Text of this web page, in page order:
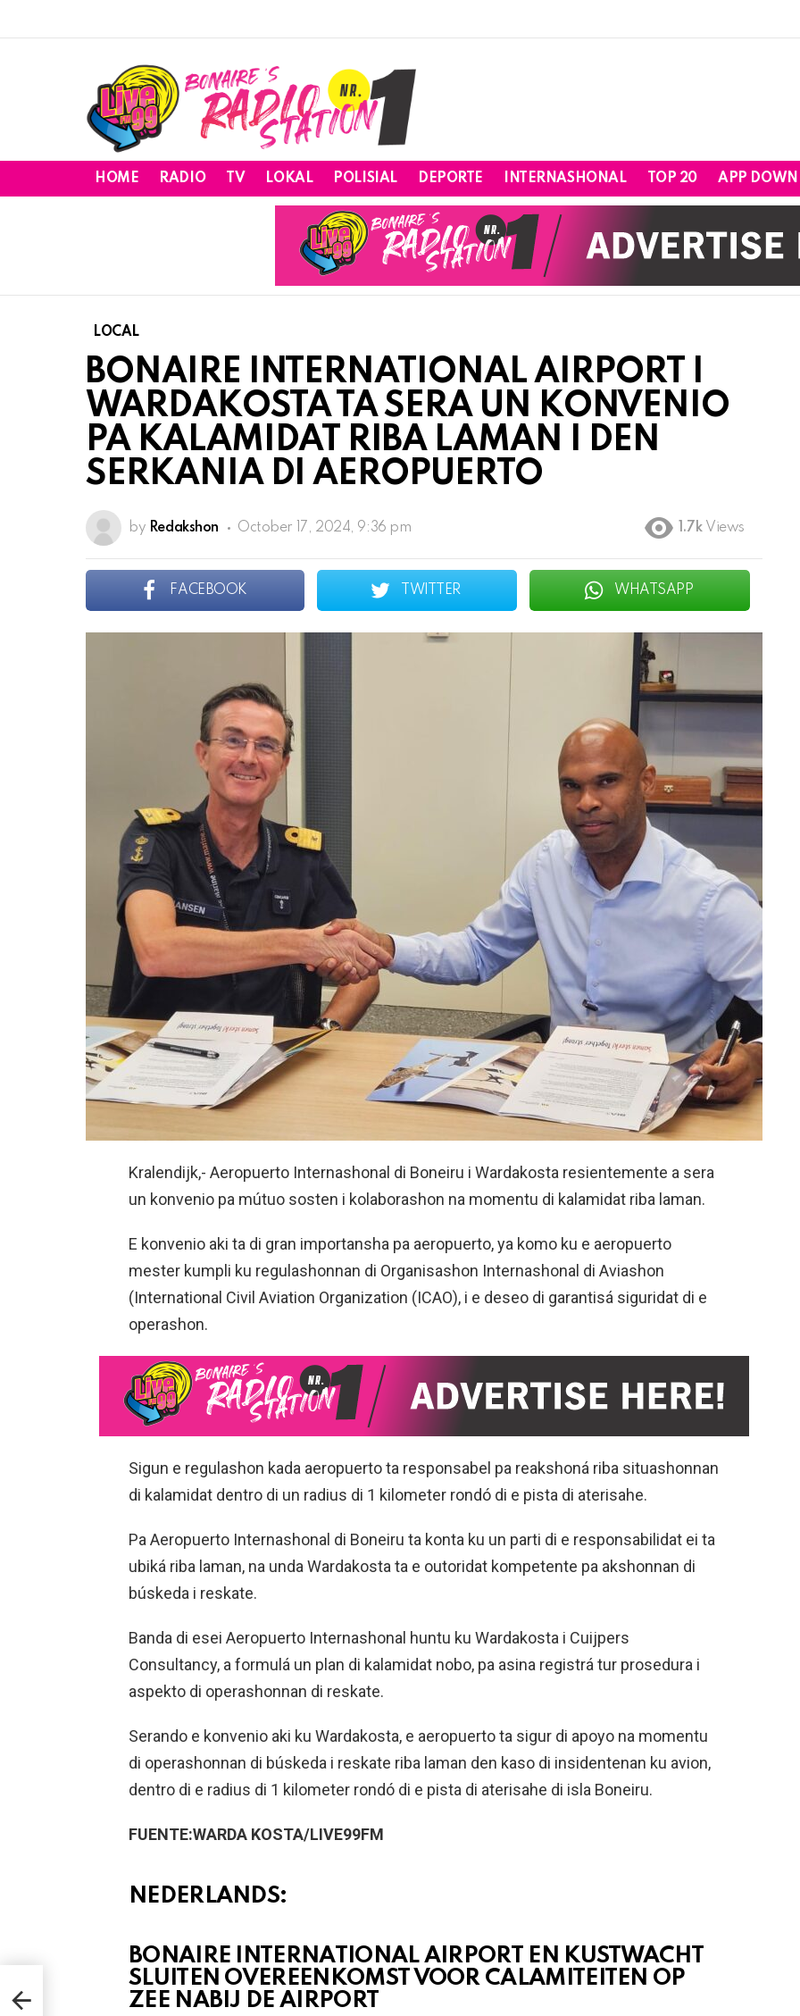
HOME RADIO TV LOKAL POLISIAL DEPORTE INTERNASHONAL TOP 20 APP
LOCAL
BONAIRE INTERNATIONAL AIRPORT I
WARDAKOSTA TA SERA UN KONVENIO
PA KALAMIDAT RIBA LAMAN I DEN
SERKANIA DI AEROPUERTO
by Redakshon October 17, 2024, 9:36 pm 1.7k Views
FACEBOOK TWITTER WHATSAPP
Kralendijk,- Aeropuerto Internashonal di Boneiru i Wardakosta resientemente a sera
un konvenio pa mútuo sosten i kolaborashon na momentu di kalamidat riba laman.
E konvenio aki ta di gran importansha pa aeropuerto, ya komo ku e aeropuerto
mester kumpli ku regulashonnan di Organisashon Internashonal di Aviashon
(International Civil Aviation Organization (ICAO), i e deseo di garantisá siguridat di e
operashon.
Sigun e regulashon kada aeropuerto ta responsabel pa reakshoná riba situashonnan
di kalamidat dentro di un radius di 1 kilometer rondó di e pista di aterisahe.
Pa Aeropuerto Internashonal di Boneiru ta konta ku un parti di e responsabilidat ei ta
ubiká riba laman, na unda Wardakosta ta e outoridat kompetente pa akshonnan di
búskeda i reskate.
Banda di esei Aeropuerto Internashonal huntu ku Wardakosta i Cuijpers
Consultancy, a formulá un plan di kalamidat nobo, pa asina registrá tur prosedura i
aspekto di operashonnan di reskate.
Serando e konvenio aki ku Wardakosta, e aeropuerto ta sigur di apoyo na momentu
di operashonnan di búskeda i reskate riba laman den kaso di insidentenan ku avion,
dentro di e radius di 1 kilometer rondó di e pista di aterisahe di isla Boneiru.
FUENTE:WARDA KOSTA/LIVE99FM
NEDERLANDS:
BONAIRE INTERNATIONAL AIRPORT EN KUSTWACHT
SLUITEN OVEREENKOMST VOOR CALAMITEITEN OP
ZEE NABIJ DE AIRPORT